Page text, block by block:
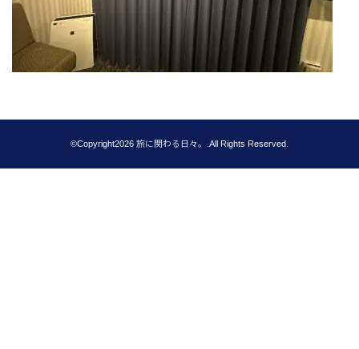
©Copyright2026 旅に関わる日々。 .All Rights Reserved.